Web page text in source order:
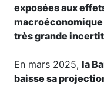
exposées aux
très grande
En mars 2025, la
baisse sa